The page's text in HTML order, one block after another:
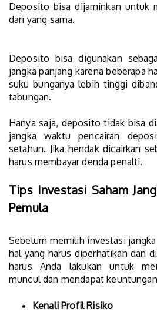
Deposito bisa dijaminkan untuk
dari yang sama.
Deposito bisa digunakan
jangka panjang karena beberapa
suku bunganya lebih tinggi
tabungan.
Hanya saja, deposito tidak bisa
jangka waktu pencairan
setahun. Jika hendak dicairkan
harus membayar denda penalti.
Tips Investasi Saham
Pemula
Sebelum memilih investasi
hal yang harus diperhatikan dan
harus Anda lakukan untuk
muncul dan mendapat
Kenali Profil Risiko